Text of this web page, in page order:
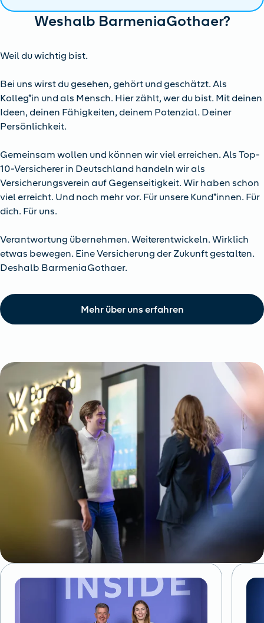
Weshalb BarmeniaGothaer?
Weil du wichtig bist.
Bei uns wirst du gesehen, gehört und geschätzt. Als
Kolleg*in und als Mensch. Hier zählt, wer du bist. Mit deinen
Ideen, deinen Fähigkeiten, deinem Potenzial. Deiner
Persönlichkeit.
Gemeinsam wollen und können wir viel erreichen. Als Top-
10-Versicherer in Deutschland handeln wir als
Versicherungsverein auf Gegenseitigkeit. Wir haben schon
viel erreicht. Und noch mehr vor. Für unsere Kund*innen. Für
dich. Für uns.
Verantwortung übernehmen. Weiterentwickeln. Wirklich
etwas bewegen. Eine Versicherung der Zukunft gestalten.
Deshalb BarmeniaGothaer.
Mehr über uns erfahren